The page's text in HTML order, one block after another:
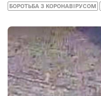
БОРОТЬБА З КОРОНАВІРУСОМ